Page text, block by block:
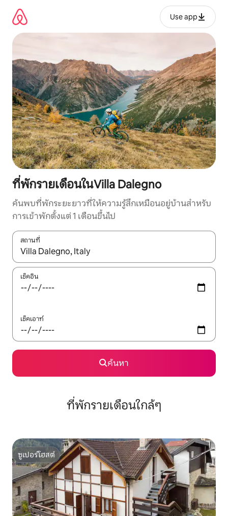
เนื้อหา
Use app
ที่พักรายเดือนในVilla Dalegno
ค้นพบที่พักระยะยาวที่ให้ความรู้สึกเหมือนอยู่บ้านสำหรับ
การเข้าพักตั้งแต่ 1 เดือนขึ้นไป
สถานที่
ใช้ลูกศรขึ้นลง หรือใช้การสัมผัสหรือปัด เพื่อสำรวจผลการค้นหา
เช็คอิน
เช็คเอาท์
ค้นหา
ที่พักรายเดือนใกล้ๆ
ซูเปอร์โฮสต์
ซูเปอร์โฮสต์